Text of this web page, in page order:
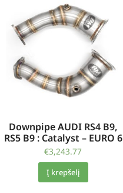
Downpipe AUDI RS4 B9,
RS5 B9 : Catalyst – EURO 6
€3,243.77
Į krepšelį